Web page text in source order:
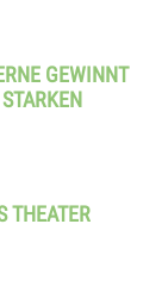
GEWINNT
THEATER